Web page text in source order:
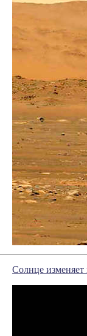
Солнце изменяет